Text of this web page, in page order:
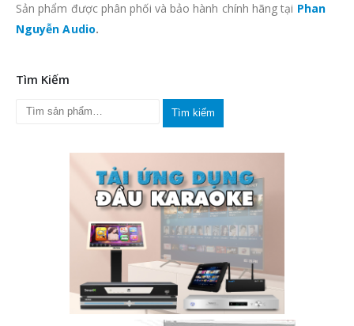
Sản phẩm được phân phối và bảo hành chính hãng tại Phan
Nguyễn Audio.
Tìm Kiếm
Tìm kiếm